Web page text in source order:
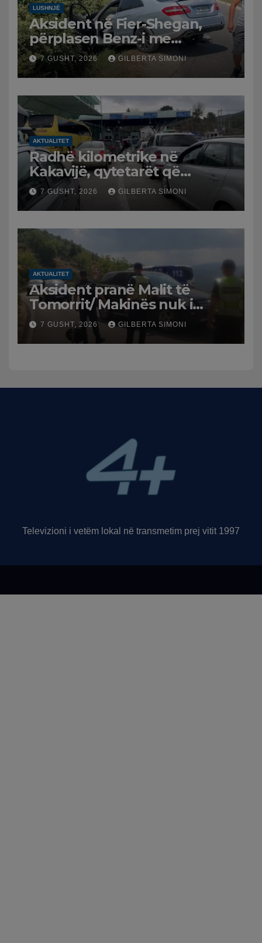
LUSHNJË
Aksident në Fier-Shegan,
përplasen Benz-i me
furgonin, plagoset një i
moshuar
7 GUSHT, 2026 GILBERTA SIMONI
AKTUALITET
Radhë kilometrike në
Kakavijë, qytetarët që
kthehen në Shqipëri
bllokohen në temperatura të
larta, pala greke punon me
ritme të ngadalta
7 GUSHT, 2026 GILBERTA SIMONI
AKTUALITET
Aksident pranë Malit të
Tomorrit/ Makinës nuk i
punuan frenat dhe doli nga
rruga, plagosen 7 persona,
dy në gjendje të rëndë te
7 GUSHT, 2026 GILBERTA SIMONI
Televizioni i vetëm lokal në transmetim prej vitit 1997